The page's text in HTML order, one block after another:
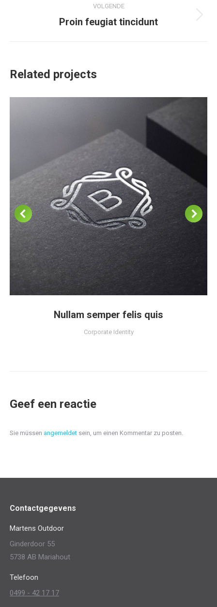
VOLGENDE
Next
Proin feugiat tincidunt
Related projects
Nullam semper felis quis
Corporate Identity
Geef een reactie
Sie müssen angemeldet sein, um einen Kommentar zu posten.
Contactgegevens
Martens Outdoor
Ginderdoor 55
5738 AB Mariahout
Telefoon
0499 - 42 17 17